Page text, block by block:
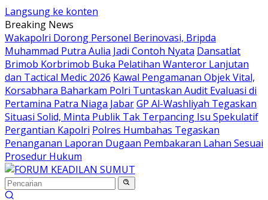
Langsung ke konten
Breaking News
Wakapolri Dorong Personel Berinovasi, Bripda
Muhammad Putra Aulia Jadi Contoh Nyata Dansatlat
Brimob Korbrimob Buka Pelatihan Wanteror Lanjutan
dan Tactical Medic 2026 Kawal Pengamanan Objek Vital,
Korsabhara Baharkam Polri Tuntaskan Audit Evaluasi di
Pertamina Patra Niaga JabarGP Al-Washliyah Tegaskan
Situasi Solid, Minta Publik Tak Terpancing Isu Spekulatif
Pergantian Kapolri Polres Humbahas Tegaskan
Penanganan Laporan Dugaan Pembakaran Lahan Sesuai
Prosedur Hukum